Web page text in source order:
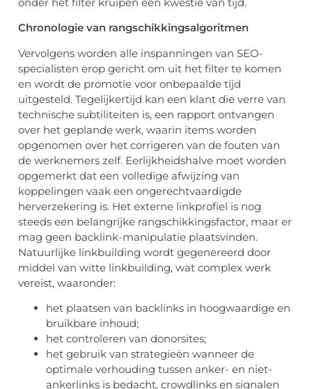
Chronologie van rangschikkingsalgoritmen
Vervolgens worden alle inspanningen van SEO-
specialisten erop gericht om uit het filter te komen
en wordt de promotie voor onbepaalde tijd
uitgesteld. Tegelijkertijd kan een klant die verre van
technische subtiliteiten is, een rapport ontvangen
over het geplande werk, waarin items worden
opgenomen over het corrigeren van de fouten van
de werknemers zelf. Eerlijkheidshalve moet worden
opgemerkt dat een volledige afwijzing van
koppelingen vaak een ongerechtvaardigde
herverzekering is. Het externe linkprofiel is nog
steeds een belangrijke rangschikkingsfactor, maar er
mag geen backlink-manipulatie plaatsvinden.
Natuurlijke linkbuilding wordt gegenereerd door
middel van witte linkbuilding, wat complex werk
vereist, waaronder:
het plaatsen van backlinks in hoogwaardige en
bruikbare inhoud;
het controleren van donorsites;
het gebruik van strategieën wanneer de
optimale verhouding tussen anker- en niet-
ankerlinks is bedacht, crowdlinks en signalen